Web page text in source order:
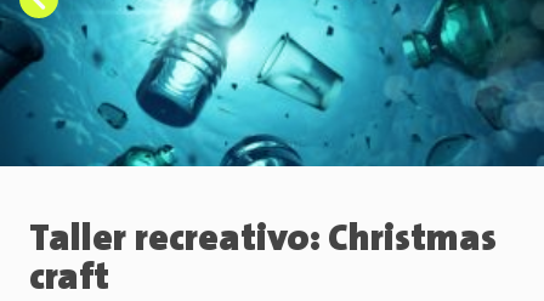
Taller recreativo: Christmas
craft